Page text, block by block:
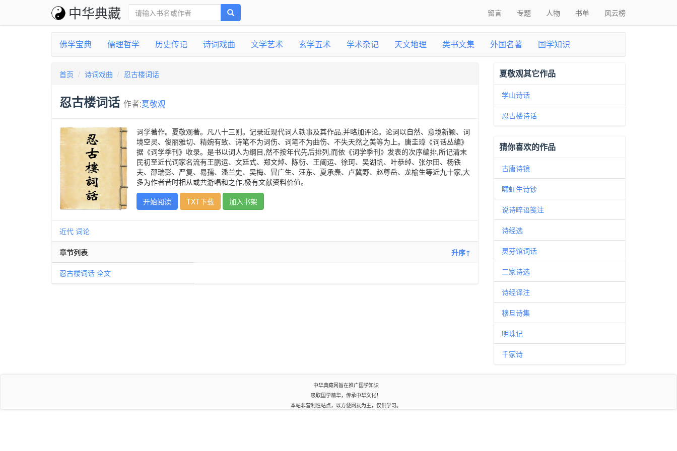
中华典藏 留言 专题 人物 书单 风云榜
佛学宝典 儒理哲学 历史传记 诗词戏曲 文学艺术 玄学五术 学术杂记 天文地理 类书文集 外国名著 国学知识
首页 诗词戏曲 忍古楼词话
忍古楼词话 作者:夏敬观
词学著作。夏敬观著。凡八十三则。记录近现代词人轶事及其作品,并略加评论。论词以自然、意境新颖、词
境空灵、俊丽雅切、精婉有致、诗笔不为词伤、词笔不为曲伤、不失天然之美等为上。唐圭璋《词话丛编》
据《词学季刊》收录。是书以词人为纲目,然不按年代先后排列,而依《词学季刊》发表的次序编排,所记清末
民初至近代词家名流有王鹏运、文廷式、郑文焯、陈衍、王闿运、徐珂、吴湖帆、叶恭绰、张尔田、杨铁
夫、邵瑞彭、严复、易孺、潘兰史、吴梅、冒广生、汪东、夏承焘、卢冀野、赵尊岳、龙榆生等近九十家,大
多为作者昔时相从或共游唱和之作,极有文献资料价值。
开始阅读
TXT下载 加入书架
近代 词论
章节列表 升序↑
忍古楼词话 全文
夏敬观其它作品
学山诗话
忍古楼诗话
猜你喜欢的作品
古唐诗镜
啸虹生诗钞
说诗晬语笺注
诗经选
灵芬馆词话
二家诗选
诗经译注
穆旦诗集
明珠记
千家诗
中华典藏网旨在推广国学知识
吸取国学精华，传承中华文化！
本站非营利性站点，以方便网友为主，仅供学习。